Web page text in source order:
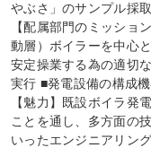
やぶさ」のサンプル採
【配属部門のミッショ
動層）ボイラーを中心
安定操業する為の適切
実行 ■発電設備の構成
【魅力】既設ボイラ発
ことを通し、多方面の
いったエンジニアリン